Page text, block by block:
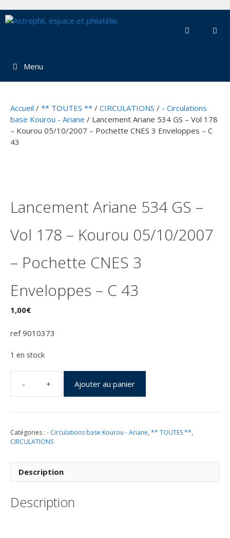
au
Menu
Accueil / ** TOUTES ** / CIRCULATIONS / - Circulations
base Kourou - Ariane / Lancement Ariane 534 GS – Vol 178
– Kourou 05/10/2007 – Pochette CNES 3 Enveloppes – C
43
Lancement Ariane 534 GS –
Vol 178 – Kourou 05/10/2007
– Pochette CNES 3
Enveloppes – C 43
1,00€
ref 9010373
1 en stock
quantité
de
Lancement
534
Kourou
Ajouter au panier
Catégories : - Circulations base Kourou - Ariane, ** TOUTES **,
CIRCULATIONS
Description
Description